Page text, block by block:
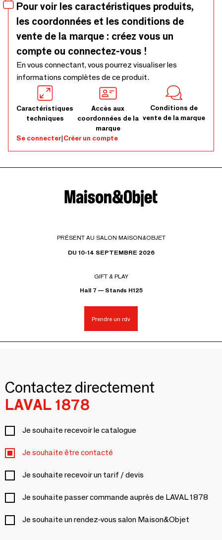
Pour voir les caractéristiques produits,
les coordonnées et les conditions de
vente de la marque : créez vous un
compte ou connectez-vous !
En vous connectant, vous pourrez visualiser les
informations complètes de ce produit.
Caractéristiques
techniques
Accès aux
coordonnées de la
marque
Conditions de
vente de la marque
Se connecter|Créer un compte
PRÉSENT AU SALON MAISON&OBJET
DU 10-14 SEPTEMBRE 2026
GIFT & PLAY
Hall 7 — Stands H125
Prendre un rdv
Contactez directement
LAVAL 1878
Je souhaite recevoir le catalogue
Je souhaite être contacté
Je souhaite recevoir un tarif / devis
Je souhaite passer commande auprès de LAVAL 1878
Je souhaite un rendez-vous salon Maison&Objet